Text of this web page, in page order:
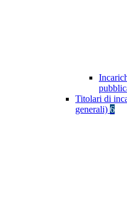
Titolari di
generali) 6